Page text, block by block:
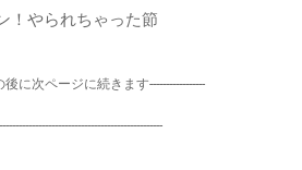
やられちゃった節
後に次ページに続きます-----------------